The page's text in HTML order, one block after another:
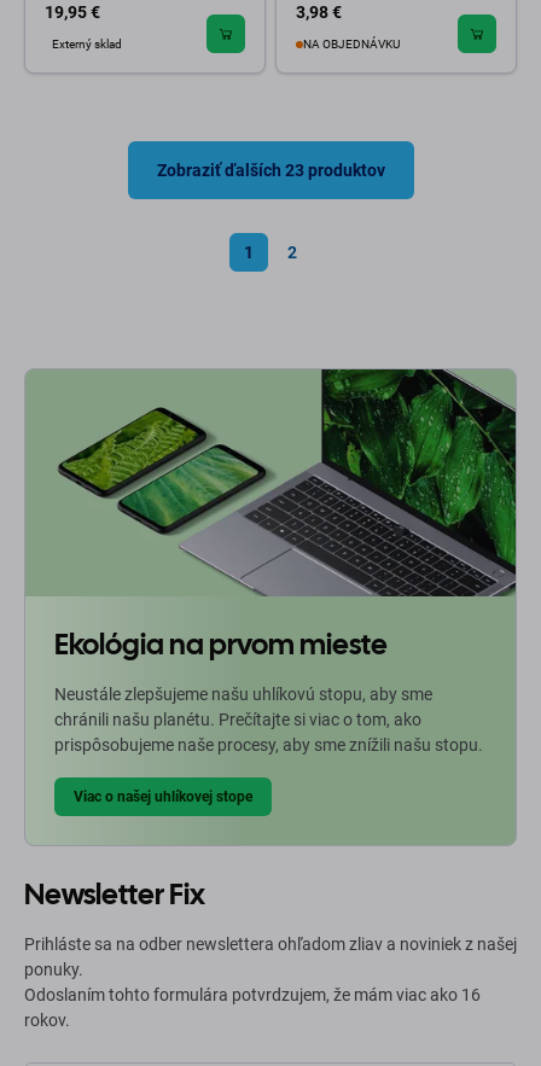
19,95 €
Externý sklad
3,98 €
NA OBJEDNÁVKU
Zobraziť ďalších 23 produktov
1 2
Ekológia na prvom mieste
Neustále zlepšujeme našu uhlíkovú stopu, aby sme
chránili našu planétu. Prečítajte si viac o tom, ako
prispôsobujeme naše procesy, aby sme znížili našu stopu.
Viac o našej uhlíkovej stope
Newsletter Fix
Prihláste sa na odber newslettera ohľadom zliav a noviniek z našej
ponuky.
Odoslaním tohto formulára potvrdzujem, že mám viac ako 16
rokov.